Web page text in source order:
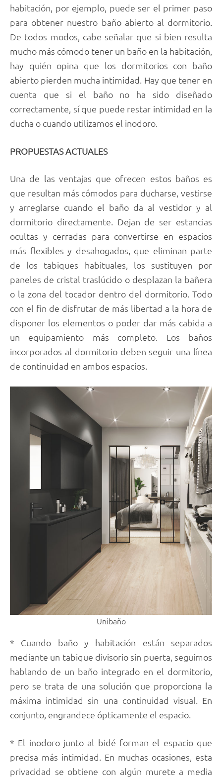
habitación, por ejemplo, puede ser el primer paso
para obtener nuestro baño abierto al dormitorio.
De todos modos, cabe señalar que si bien resulta
mucho más cómodo tener un baño en la habitación,
hay quién opina que los dormitorios con baño
abierto pierden mucha intimidad. Hay que tener en
cuenta que si el baño no ha sido diseñado
correctamente, sí que puede restar intimidad en la
ducha o cuando utilizamos el inodoro.
PROPUESTAS ACTUALES
Una de las ventajas que ofrecen estos baños es
que resultan más cómodos para ducharse, vestirse
y arreglarse cuando el baño da al vestidor y al
dormitorio directamente. Dejan de ser estancias
ocultas y cerradas para convertirse en espacios
más flexibles y desahogados, que eliminan parte
de los tabiques habituales, los sustituyen por
paneles de cristal traslúcido o desplazan la bañera
o la zona del tocador dentro del dormitorio. Todo
con el fin de disfrutar de más libertad a la hora de
disponer los elementos o poder dar más cabida a
un equipamiento más completo. Los baños
incorporados al dormitorio deben seguir una línea
de continuidad en ambos espacios.
Unibaño
* Cuando baño y habitación están separados
mediante un tabique divisorio sin puerta, seguimos
hablando de un baño integrado en el dormitorio,
pero se trata de una solución que proporciona la
máxima intimidad sin una continuidad visual. En
conjunto, engrandece ópticamente el espacio.
* El inodoro junto al bidé forman el espacio que
precisa más intimidad. En muchas ocasiones, esta
privacidad se obtiene con algún murete a media